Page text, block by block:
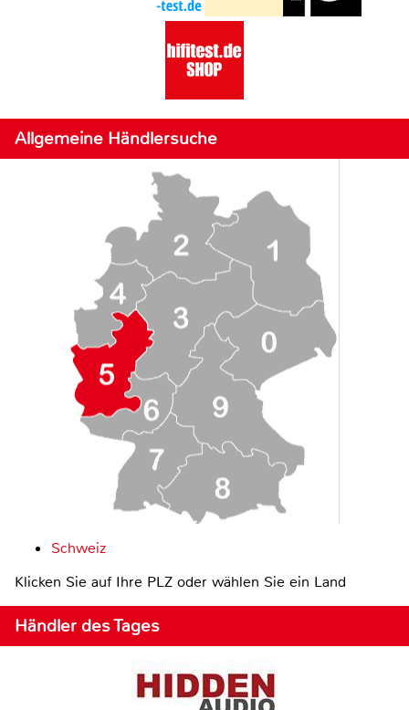
Allgemeine Händlersuche
Schweiz
Klicken Sie auf Ihre PLZ oder wählen Sie ein Land
Händler des Tages